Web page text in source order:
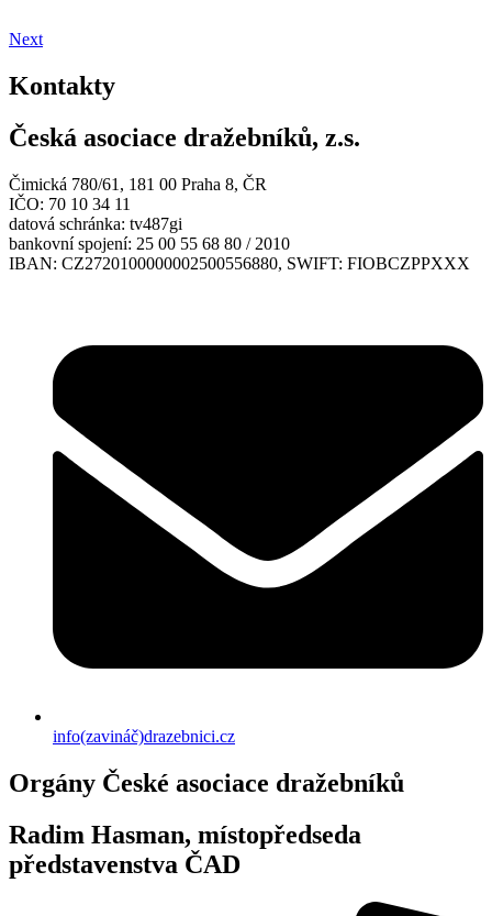
Next
Kontakty
Česká asociace dražebníků, z.s.
Čimická 780/61, 181 00 Praha 8, ČR
IČO: 70 10 34 11
datová schránka: tv487gi
bankovní spojení: 25 00 55 68 80 / 2010
IBAN: CZ2720100000002500556880, SWIFT: FIOBCZPPXXX
info(zavináč)drazebnici.cz
Orgány České asociace dražebníků
Radim Hasman, místopředseda
představenstva ČAD